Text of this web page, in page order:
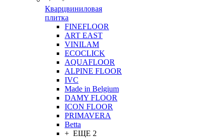
Кварцвиниловая
плитка
FINEFLOOR
ART EAST
VINILAM
ECOCLICK
AQUAFLOOR
ALPINE FLOOR
IVC
Made in Belgium
DAMY FLOOR
ICON FLOOR
PRIMAVERA
Betta
+ ЕЩЕ 2